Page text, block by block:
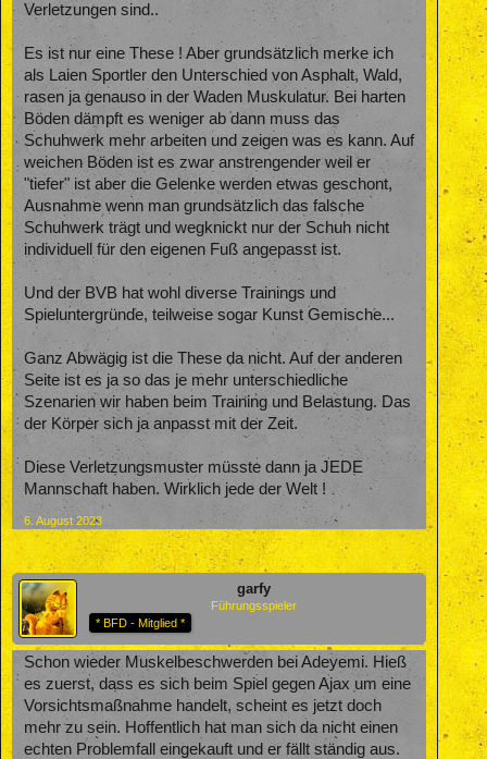
Verletzungen sind..
Es ist nur eine These ! Aber grundsätzlich merke ich
als Laien Sportler den Unterschied von Asphalt, Wald,
rasen ja genauso in der Waden Muskulatur. Bei harten
Böden dämpft es weniger ab dann muss das
Schuhwerk mehr arbeiten und zeigen was es kann. Auf
weichen Böden ist es zwar anstrengender weil er
"tiefer" ist aber die Gelenke werden etwas geschont,
Ausnahme wenn man grundsätzlich das falsche
Schuhwerk trägt und wegknickt nur der Schuh nicht
individuell für den eigenen Fuß angepasst ist.
Und der BVB hat wohl diverse Trainings und
Spieluntergründe, teilweise sogar Kunst Gemische...
Ganz Abwägig ist die These da nicht. Auf der anderen
Seite ist es ja so das je mehr unterschiedliche
Szenarien wir haben beim Training und Belastung. Das
der Körper sich ja anpasst mit der Zeit.
Diese Verletzungsmuster müsste dann ja JEDE
Mannschaft haben. Wirklich jede der Welt !
6. August 2023
garfy
Führungsspieler
* BFD - Mitglied *
Schon wieder Muskelbeschwerden bei Adeyemi. Hieß
es zuerst, dass es sich beim Spiel gegen Ajax um eine
Vorsichtsmaßnahme handelt, scheint es jetzt doch
mehr zu sein. Hoffentlich hat man sich da nicht einen
echten Problemfall eingekauft und er fällt ständig aus.